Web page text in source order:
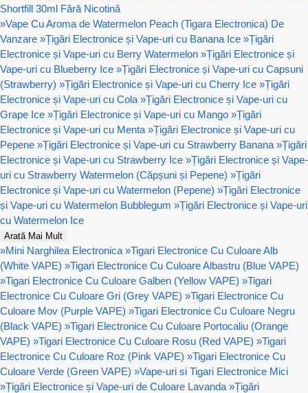
Shortfill 30ml Fără Nicotină
»Vape Cu Aroma de Watermelon Peach (Tigara Electronica) De
Vanzare »Țigări Electronice și Vape-uri cu Banana Ice »Țigări
Electronice și Vape-uri cu Berry Watermelon »Țigări Electronice și
Vape-uri cu Blueberry Ice »Țigări Electronice și Vape-uri cu Capsuni
(Strawberry) »Țigări Electronice și Vape-uri cu Cherry Ice »Țigări
Electronice și Vape-uri cu Cola »Țigări Electronice și Vape-uri cu
Grape Ice »Țigări Electronice și Vape-uri cu Mango »Țigări
Electronice și Vape-uri cu Menta »Țigări Electronice și Vape-uri cu
Pepene »Țigări Electronice și Vape-uri cu Strawberry Banana »Țigări
Electronice și Vape-uri cu Strawberry Ice »Țigări Electronice și Vape-
uri cu Strawberry Watermelon (Căpșuni și Pepene) »Țigări
Electronice și Vape-uri cu Watermelon (Pepene) »Țigări Electronice
și Vape-uri cu Watermelon Bubblegum »Țigări Electronice și Vape-uri
cu Watermelon Ice
Arată Mai Mult
»Mini Narghilea Electronica »Tigari Electronice Cu Culoare Alb
(White VAPE) »Tigari Electronice Cu Culoare Albastru (Blue VAPE)
»Tigari Electronice Cu Culoare Galben (Yellow VAPE) »Tigari
Electronice Cu Culoare Gri (Grey VAPE) »Tigari Electronice Cu
Culoare Mov (Purple VAPE) »Tigari Electronice Cu Culoare Negru
(Black VAPE) »Tigari Electronice Cu Culoare Portocaliu (Orange
VAPE) »Tigari Electronice Cu Culoare Rosu (Red VAPE) »Tigari
Electronice Cu Culoare Roz (Pink VAPE) »Tigari Electronice Cu
Culoare Verde (Green VAPE) »Vape-uri si Tigari Electronice Mici
»Țigări Electronice și Vape-uri de Culoare Lavanda »Țigări